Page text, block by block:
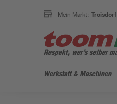
Mein Markt: Troisdorf
Werkstatt & Maschinen